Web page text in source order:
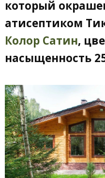
который
атисептиком
Колор Сатин,
насыщенность